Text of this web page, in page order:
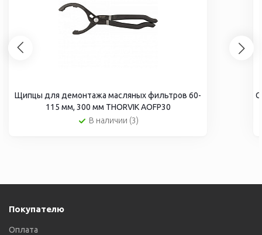
Щипцы для демонтажа масляных фильтров 60-
115 мм, 300 мм THORVIK AOFP30
В наличии (3)
Покупателю
Оплата